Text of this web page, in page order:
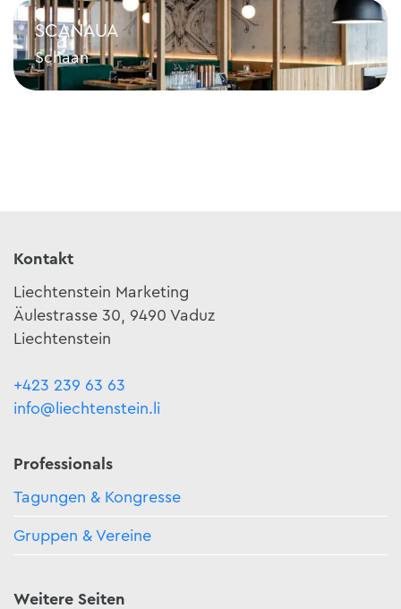
SCANAUA
Schaan
SCANAUA
Kontakt
Liechtenstein Marketing
Äulestrasse 30, 9490 Vaduz
Liechtenstein
+423 239 63 63
info@liechtenstein.li
Professionals
Tagungen & Kongresse
Gruppen & Vereine
Weitere Seiten